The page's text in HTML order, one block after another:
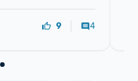
9 4